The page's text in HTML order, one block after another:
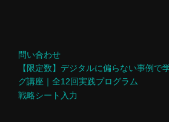
問い合わせ
【限定数】デジタルに偏らない事例で
グ講座｜全12回実践プログラム
戦略シート入力